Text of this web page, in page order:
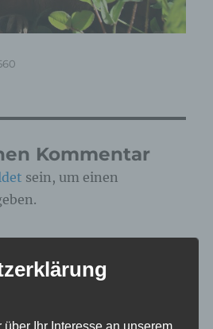
Kommentar
sein, um einen
wie deine
werden.
Ihr Interesse an unserem